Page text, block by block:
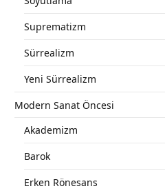
Suprematizm
Sürrealizm
Yeni Sürrealizm
Modern Sanat Öncesi
Akademizm
Barok
Erken Rönesans